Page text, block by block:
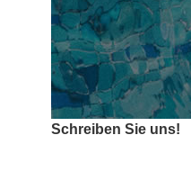
Schreiben Sie uns!